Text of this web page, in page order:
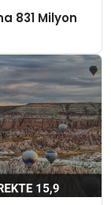
831 Milyon